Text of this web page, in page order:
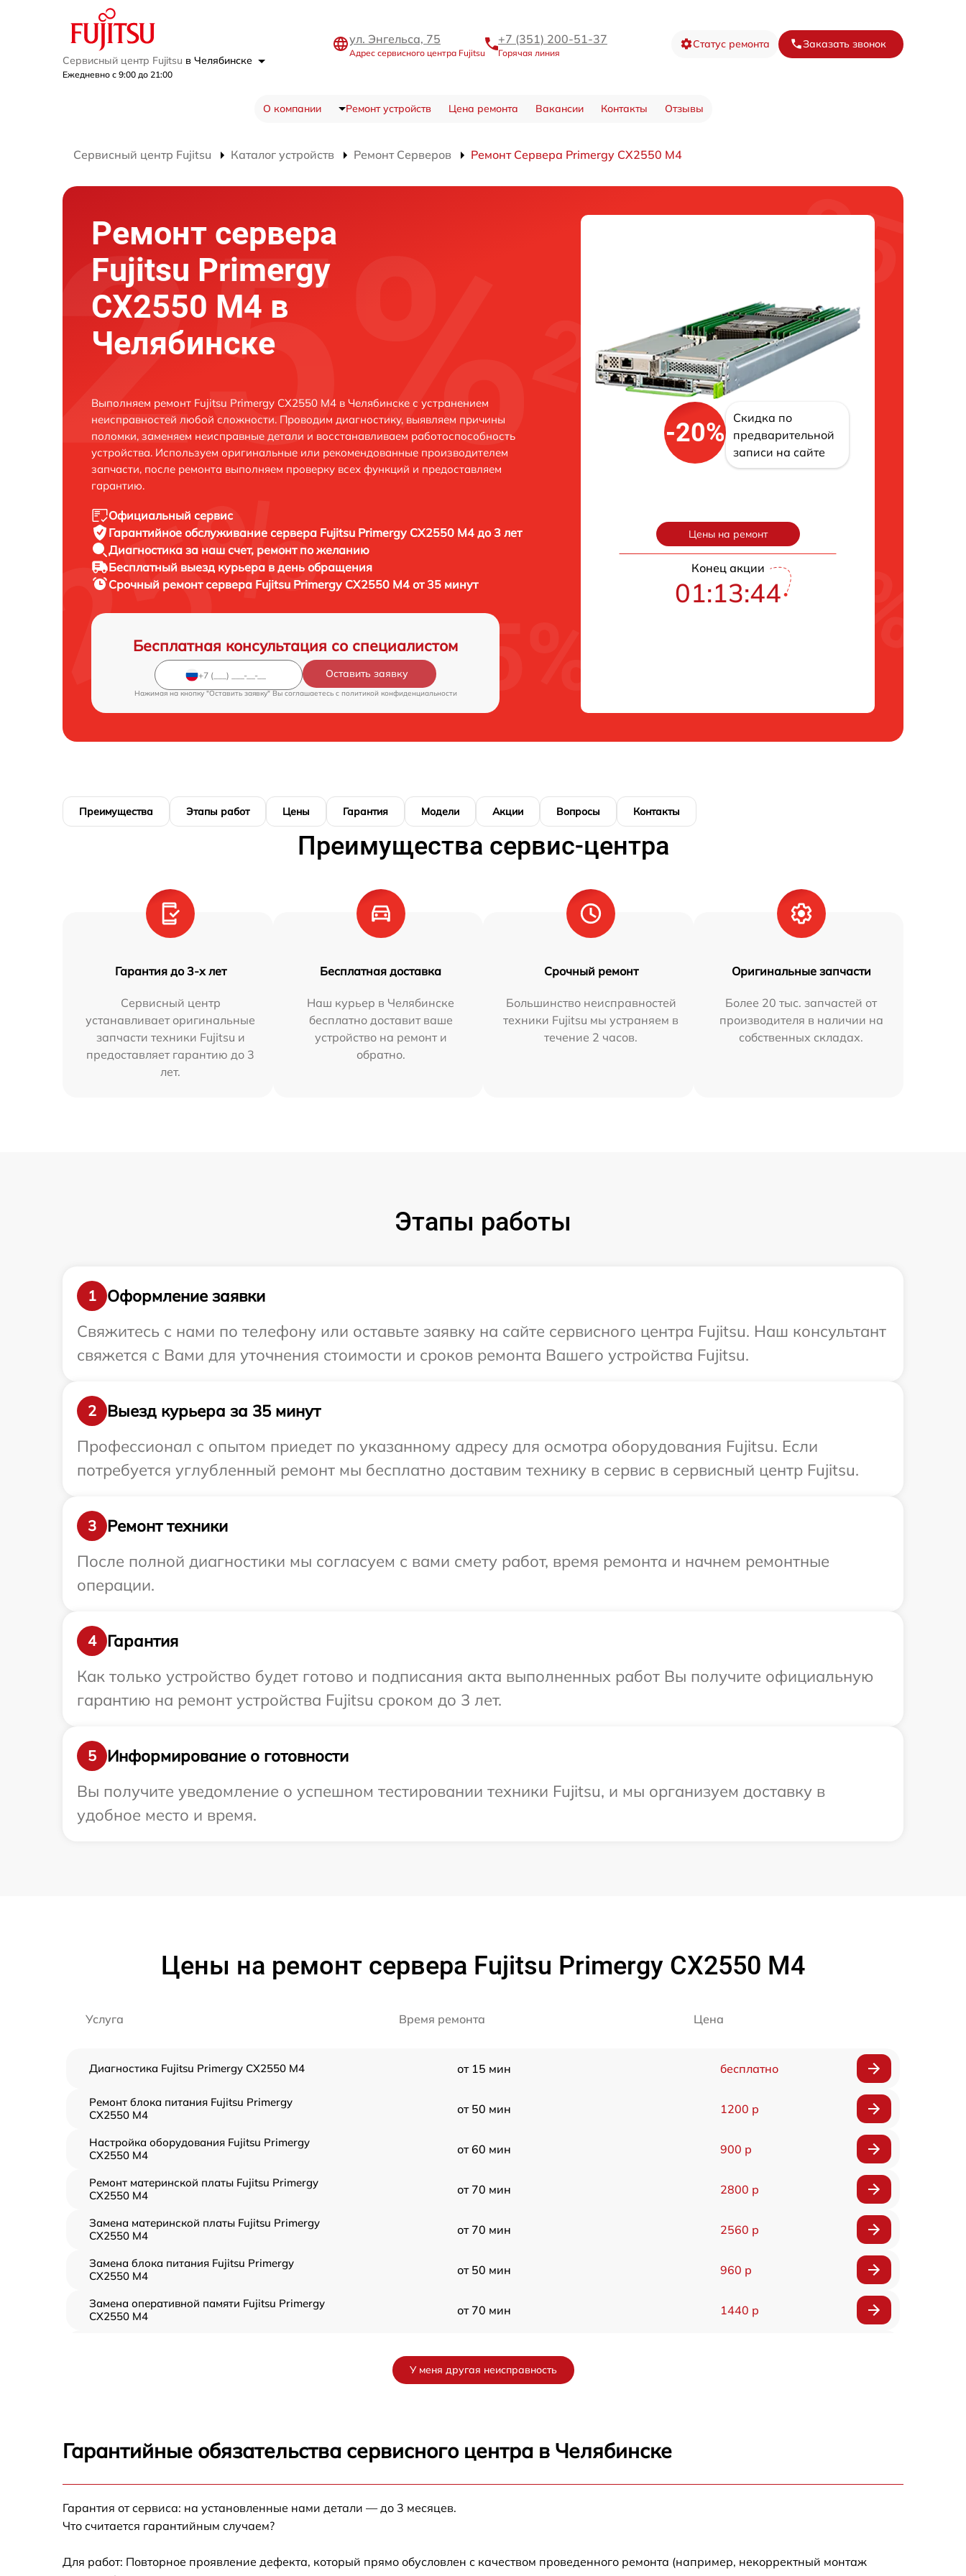
Сервисный центр Fujitsu в Челябинске
Ежедневно с 9:00 до 21:00
ул. Энгельса, 75
Адрес сервисного центра Fujitsu
+7 (351) 200-51-37
Горячая линия
Статус ремонта Заказать звонок
О компании Ремонт устройств Цена ремонта Вакансии Контакты Отзывы
Сервисный центр Fujitsu Каталог устройств Ремонт Серверов Ремонт Сервера Primergy CX2550 M4
Ремонт сервера
Fujitsu Primergy
CX2550 M4 в
Челябинске
Выполняем ремонт Fujitsu Primergy CX2550 M4 в Челябинске с устранением
неисправностей любой сложности. Проводим диагностику, выявляем причины
поломки, заменяем неисправные детали и восстанавливаем работоспособность
устройства. Используем оригинальные или рекомендованные производителем
запчасти, после ремонта выполняем проверку всех функций и предоставляем
гарантию.
Официальный сервис
Гарантийное обслуживание сервера Fujitsu Primergy CX2550 M4 до 3 лет
Диагностика за наш счет, ремонт по желанию
Бесплатный выезд курьера в день обращения
Срочный ремонтсервера Fujitsu Primergy CX2550 M4 от 35 минут
Бесплатная консультация со специалистом
Оставить заявку
Нажимая на кнопку "Оставить заявку" Вы соглашаетесь c политикой конфиденциальности
-20%
Скидка по
предварительной
записи на сайте
Цены на ремонт
Конец акции
01:13:43
Преимущества Этапы работ Цены Гарантия Модели Акции Вопросы Контакты
Преимущества сервис-центра
Гарантия до 3-х лет
Сервисный центр
устанавливает оригинальные
запчасти техники Fujitsu и
предоставляет гарантию до 3
лет.
Бесплатная доставка
Наш курьер в Челябинске
бесплатно доставит ваше
устройство на ремонт и
обратно.
Срочный ремонт
Большинство неисправностей
техники Fujitsu мы устраняем в
течение 2 часов.
Оригинальные запчасти
Более 20 тыс. запчастей от
производителя в наличии на
собственных складах.
Этапы работы
1
Оформление заявки
Свяжитесь с нами по телефону или оставьте заявку на сайте сервисного центра Fujitsu. Наш консультант
свяжется с Вами для уточнения стоимости и сроков ремонта Вашего устройства Fujitsu.
2
Выезд курьера за 35 минут
Профессионал с опытом приедет по указанному адресу для осмотра оборудования Fujitsu. Если
потребуется углубленный ремонт мы бесплатно доставим технику в сервис в сервисный центр Fujitsu.
3
Ремонт техники
После полной диагностики мы согласуем с вами смету работ, время ремонта и начнем ремонтные
операции.
4
Гарантия
Как только устройство будет готово и подписания акта выполненных работ Вы получите официальную
гарантию на ремонт устройства Fujitsu сроком до 3 лет.
5
Информирование о готовности
Вы получите уведомление о успешном тестировании техники Fujitsu, и мы организуем доставку в
удобное место и время.
Цены на ремонт сервера Fujitsu Primergy CX2550 M4
Услуга Время ремонта Цена
Диагностика Fujitsu Primergy CX2550 M4 от 15 мин бесплатно
Ремонт блока питания Fujitsu Primergy
CX2550 M4
от 50 мин 1200 р
Настройка оборудования Fujitsu Primergy
CX2550 M4
от 60 мин 900 р
Ремонт материнской платы Fujitsu Primergy
CX2550 M4
от 70 мин 2800 р
Замена материнской платы Fujitsu Primergy
CX2550 M4
от 70 мин 2560 р
Замена блока питания Fujitsu Primergy
CX2550 M4
от 50 мин 960 р
Замена оперативной памяти Fujitsu Primergy
CX2550 M4
от 70 мин 1440 р
Ремонт СХД Fujitsu Primergy CX2550 M4
Primergy CX2550 M4
У меня другая неисправность
Гарантийные обязательства сервисного центра в Челябинске
Гарантия от сервиса: на установленные нами детали — до 3 месяцев.
Что считается гарантийным случаем?
Для работ: Повторное проявление дефекта, который прямо обусловлен с качеством проведенного ремонта (например, некорректный монтаж